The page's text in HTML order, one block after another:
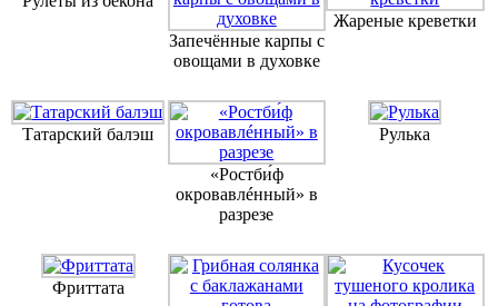
Запечённые карпы с
овощами в духовке
Жареные креветки
Татарский балэш
«Ростби́ф
окровавлéнный» в
разрезе
Рулька
Фриттата